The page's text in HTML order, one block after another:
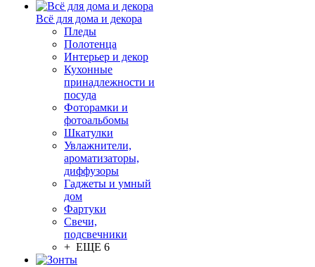
Всё для дома и декора
Пледы
Полотенца
Интерьер и декор
Кухонные
принадлежности и
посуда
Фоторамки и
фотоальбомы
Шкатулки
Увлажнители,
ароматизаторы,
диффузоры
Гаджеты и умный
дом
Фартуки
Свечи,
подсвечники
+ ЕЩЕ 6